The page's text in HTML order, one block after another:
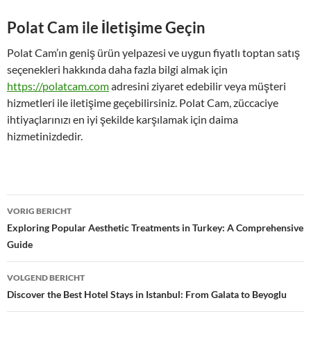
Polat Cam ile İletişime Geçin
Polat Cam’ın geniş ürün yelpazesi ve uygun fiyatlı toptan satış
seçenekleri hakkında daha fazla bilgi almak için
https://polatcam.comadresini ziyaret edebilir veya müşteri
hizmetleri ile iletişime geçebilirsiniz. Polat Cam, züccaciye
ihtiyaçlarınızı en iyi şekilde karşılamak için daima
hizmetinizdedir.
Bericht
navigatie
VORIG BERICHT
Exploring Popular Aesthetic Treatments in Turkey: A Comprehensive
Guide
VOLGEND BERICHT
Discover the Best Hotel Stays in Istanbul: From Galata to Beyoglu